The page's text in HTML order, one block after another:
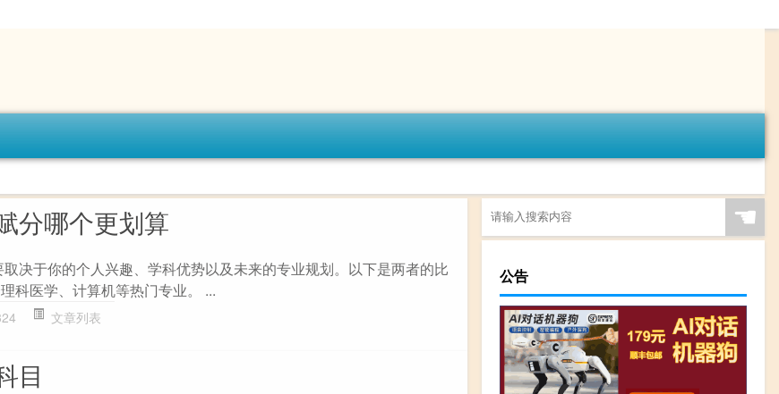
分哪个更划算
决于你的个人兴趣、学科优势以及未来的专业规划。以下是两者的比
科医学、计算机等热门专业。 ...
文章列表
目
☚
公告